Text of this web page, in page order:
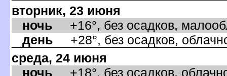
торник, 23 июня
ночь +16°, без осадков,
день +28°, без осадков,
среда, 24 июня
ночь +18°, без осадков,